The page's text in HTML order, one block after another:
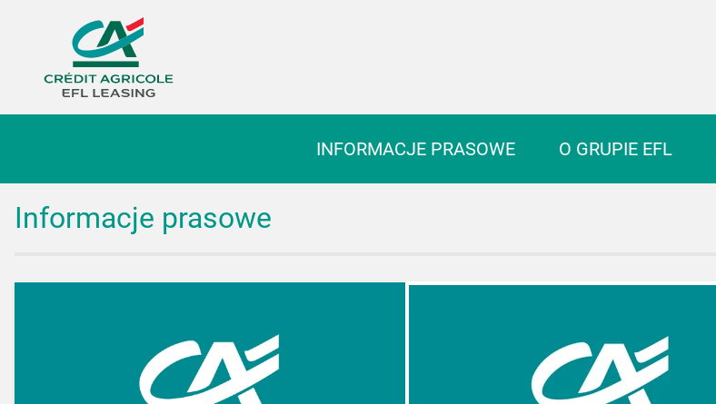
Biuro prasowe Grupy EFL
INFORMACJE PRASOWE O GRUPIE EFL
Informacje prasowe